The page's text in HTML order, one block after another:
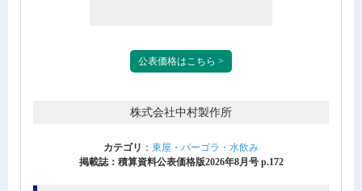
公表価格はこちら >
株式会社中村製作所
カテゴリ ： 東屋・パーゴラ・水飲み
掲載誌：積算資料公表価格版2026年8月号 p.172